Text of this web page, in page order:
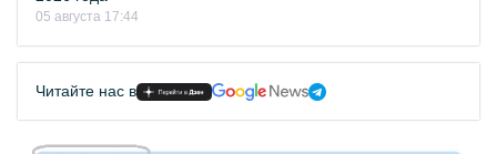
05 августа 17:44
Читайте нас в